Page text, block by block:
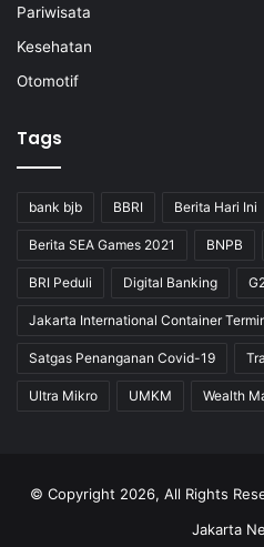
Pariwisata
Kesehatan
Otomotif
Tags
bank bjb BBRI Berita Hari Ini
Berita SEA Games 2021 BNPB
BRI Peduli Digital Banking
Jakarta International Container
Satgas Penanganan Covid-19
Ultra Mikro UMKM Wealth
© Copyright 2026, All Rights
Jakarta